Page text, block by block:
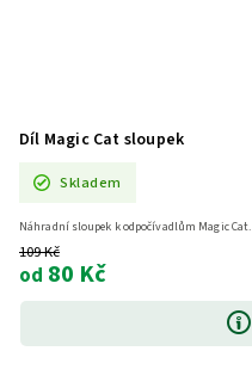
Díl Magic Cat sloupek
Skladem
109 Kč
od 80 Kč
Náhradní sloupek k odpočívadlům Magic Cat.